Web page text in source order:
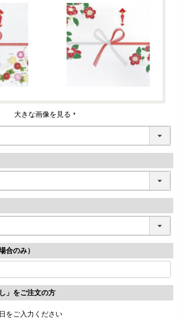
大きな画像を見る
合のみ）
」をご注文の方
をご入力ください